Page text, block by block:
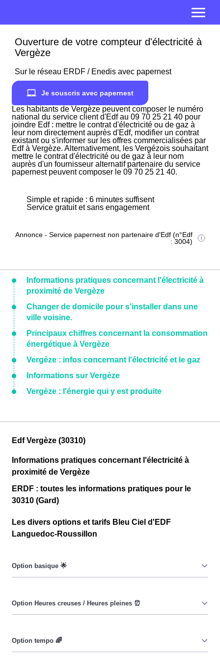
Ouverture de votre compteur d'électricité à
Vergèze
Sur le réseau ERDF / Enedis avec papernest
Je souscris avec papernest
Les habitants de Vergèze peuvent composer le numéro
national du service client d'Edf au 09 70 25 21 40 pour
joindre Edf : mettre le contrat d'électricité ou de gaz à
leur nom directement auprès d'Edf, modifier un contrat
existant ou s'informer sur les offres commercialisées par
Edf à Vergèze. Alternativement, les Vergézois souhaitant
mettre le contrat d'électricité ou de gaz à leur nom
auprès d'un fournisseur alternatif partenaire du service
papernest peuvent composer le 09 70 25 21 40.
Simple et rapide : 6 minutes suffisent
Service gratuit et sans engagement
Annonce - Service papernest non partenaire d'Edf (n°Edf
: 3004)
Informations pratiques concernant l'électricité à
proximité de Vergèze
Changer de domicile pour s'installer dans une
ville voisine.
Principaux chiffres concernant la consommation
énergétique à Vergèze
Vergèze : infos concernant l'électricité et le gaz
Informations sur Vergèze
Vergèze : l'énergie qui y est produite
Edf Vergèze (30310)
Informations pratiques concernant l'électricité à
proximité de Vergèze
ERDF : toutes les informations pratiques pour le
30310 (Gard)
Les divers options et tarifs Bleu Ciel d'EDF
Languedoc-Roussillon
date, ni de l'heure, que ce soit à Vergèze ou ailleurs. 💡
Vergèze est moindre. ⚡